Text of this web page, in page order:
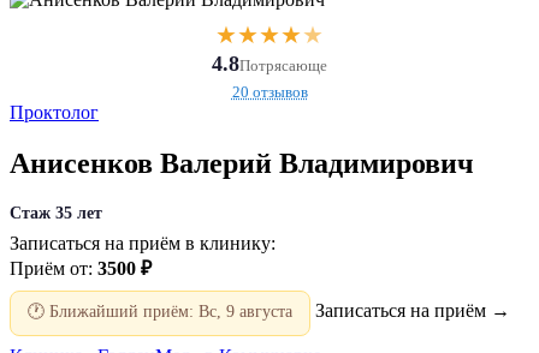
★★★★★
4.8Потрясающе
20 отзывов
Проктолог
Анисенков Валерий Владимирович
Стаж 35 лет
Записаться на приём в клинику:
Приём от: 3500 ₽
🕐 Ближайший приём: Вс, 9 августа Записаться на приём →